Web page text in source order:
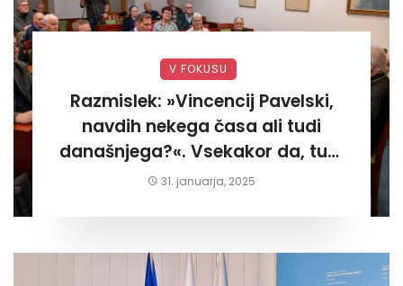
V FOKUSU
Razmislek: »Vincencij Pavelski,
navdih nekega časa ali tudi
današnjega?«. Vsekakor da, tudi
današnjega«
31. januarja, 2025